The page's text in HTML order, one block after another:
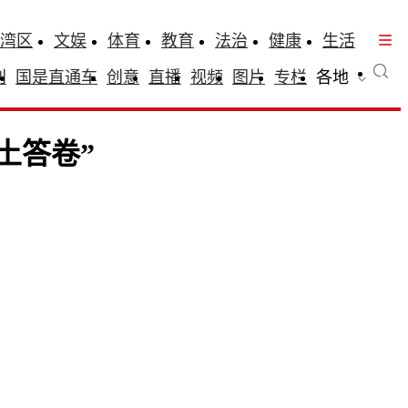
区 文娱 体育 教育 法治 健康
生活
国是直通车 创意 直播 视频 图片 专栏 各地
答卷”